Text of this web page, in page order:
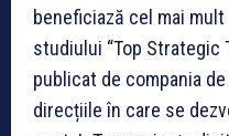
beneficiază cel mai
studiului “Top Strategic
publicat de compania
direcțiile în care se